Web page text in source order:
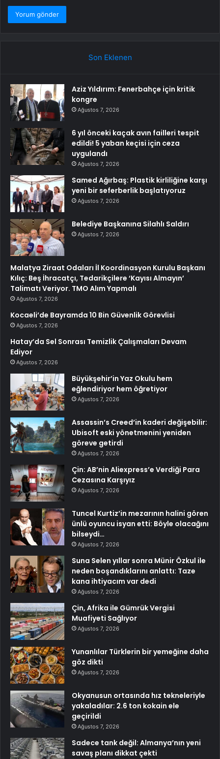
Son Eklenen
Aziz Yıldırım: Fenerbahçe için kritik
kongre
Ağustos 7, 2026
6 yıl önceki kaçak avın failleri tespit
edildi! 5 yaban keçisi için ceza
uygulandı
Ağustos 7, 2026
Samed Ağırbaş: Plastik kirliliğine karşı
yeni bir seferberlik başlatıyoruz
Ağustos 7, 2026
Belediye Başkanına Silahlı Saldırı
Ağustos 7, 2026
Malatya Ziraat Odaları İl Koordinasyon Kurulu Başkanı
Kılıç: Beş İhracatçı, Tedarikçilere ‘Kayısı Almayın’
Talimatı Veriyor. TMO Alım Yapmalı
Ağustos 7, 2026
Kocaeli’de Bayramda 10 Bin Güvenlik Görevlisi
Ağustos 7, 2026
Hatay’da Sel Sonrası Temizlik Çalışmaları Devam
Ediyor
Ağustos 7, 2026
Büyükşehir’in Yaz Okulu hem
eğlendiriyor hem öğretiyor
Ağustos 7, 2026
Assassin’s Creed’in kaderi değişebilir:
Ubisoft eski yönetmenini yeniden
göreve getirdi
Ağustos 7, 2026
Çin: AB’nin Aliexpress’e Verdiği Para
Cezasına Karşıyız
Ağustos 7, 2026
Tuncel Kurtiz’in mezarının halini gören
ünlü oyuncu isyan etti: Böyle olacağını
bilseydi…
Ağustos 7, 2026
Suna Selen yıllar sonra Münir Özkul ile
neden boşandıklarını anlattı: Taze
kana ihtiyacım var dedi
Ağustos 7, 2026
Çin, Afrika ile Gümrük Vergisi
Muafiyeti Sağlıyor
Ağustos 7, 2026
Yunanlılar Türklerin bir yemeğine daha
göz dikti
Ağustos 7, 2026
Okyanusun ortasında hız tekneleriyle
yakaladılar: 2.6 ton kokain ele
geçirildi
Ağustos 7, 2026
Sadece tank değil: Almanya’nın yeni
savaş planı dikkat çekti